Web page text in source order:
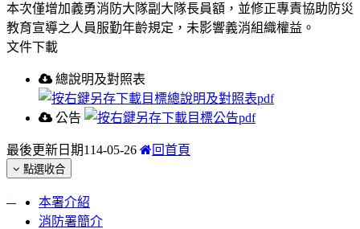
本次僅增加義勇消防大隊副大隊長員額，並修正專責協助防災
教育宣導之人員服勤年齡規定，未影響義消組織權益。
文件下載
總說明及對照表
公告
最後更新日期114-05-26 回首頁
點選收合
本署介紹
消防署簡介